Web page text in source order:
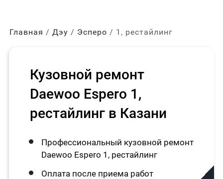
Главная Дэу Эсперо 1, рестайлинг
Кузовной ремонт
Daewoo Espero 1,
рестайлинг в Казани
Профессиональный кузовной ремонт
Daewoo Espero 1, рестайлинг
Оплата после приема работ